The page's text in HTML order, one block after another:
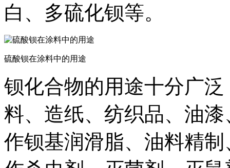
白、多硫化钡等。
硫酸钡在涂料中的用途
钡化合物的用途十分广
料、造纸、纺织品、油
作钡基润滑脂、油料精